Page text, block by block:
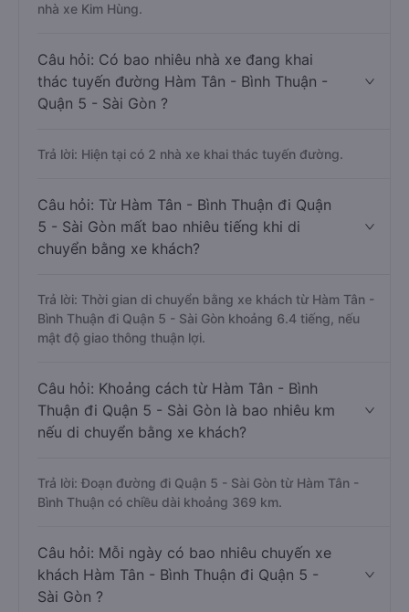
nhà xe Kim Hùng.
Câu hỏi: Có bao nhiêu nhà xe đang khai
thác tuyến đường Hàm Tân - Bình Thuận -
Quận 5 - Sài Gòn ?
Trả lời: Hiện tại có 2 nhà xe khai thác tuyến đường.
Câu hỏi: Từ Hàm Tân - Bình Thuận đi Quận
5 - Sài Gòn mất bao nhiêu tiếng khi di
chuyển bằng xe khách?
Trả lời: Thời gian di chuyển bằng xe khách từ Hàm Tân -
Bình Thuận đi Quận 5 - Sài Gòn khoảng 6.4 tiếng, nếu
mật độ giao thông thuận lợi.
Câu hỏi: Khoảng cách từ Hàm Tân - Bình
Thuận đi Quận 5 - Sài Gòn là bao nhiêu km
nếu di chuyển bằng xe khách?
Trả lời: Đoạn đường đi Quận 5 - Sài Gòn từ Hàm Tân -
Bình Thuận có chiều dài khoảng 369 km.
Câu hỏi: Mỗi ngày có bao nhiêu chuyến xe
khách Hàm Tân - Bình Thuận đi Quận 5 -
Sài Gòn ?